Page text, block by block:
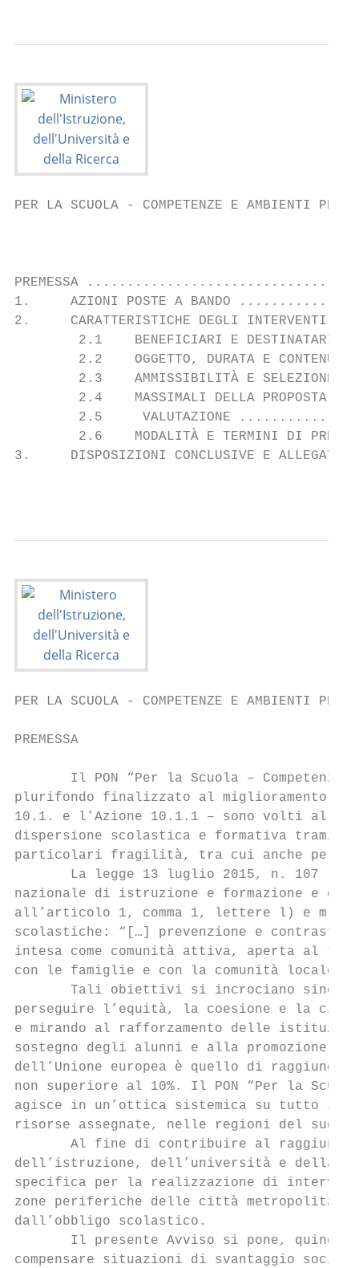
PER LA SCUOLA - COMPETENZE E AMBIENTI PER
PREMESSA
1.     AZIONI POSTE A
2.     CARATTERISTICHE
2.1    BENEFICIARI E DESTINATARI
2.2    OGGETTO, DURATA E
2.3    AMMISSIBILITÀ E SELEZIONE
2.4    MASSIMALI DELLA PROPOSTA
2.5     VALUTAZIONE
2.6    MODALITÀ E TERMINI DI
3.     DISPOSIZIONI
PER LA SCUOLA - COMPETENZE E AMBIENTI PER
PREMESSA
Il PON “Per la Scuola – Competenze
plurifondo finalizzato al miglioramento
10.1. e l’Azione 10.1.1 – sono volti alla
dispersione scolastica e formativa
particolari fragilità, tra cui anche
La legge 13 luglio 2015, n. 107
nazionale di istruzione e formazione e
all’articolo 1, comma 1, lettere l) e
scolastiche: “[…] prevenzione e
intesa come comunità attiva, aperta al
con le famiglie e con la comunità locale
Tali obiettivi si incrociano
perseguire l’equità, la coesione e la
e mirando al rafforzamento delle
sostegno degli alunni e alla promozione
dell’Unione europea è quello di
non superiore al 10%. Il PON “Per la
agisce in un’ottica sistemica su tutto il
risorse assegnate, nelle regioni del sud
Al fine di contribuire al
dell’istruzione, dell’università e della
specifica per la realizzazione di
zone periferiche delle città metropolitane
dall’obbligo scolastico.
Il presente Avviso si pone,
compensare situazioni di svantaggio